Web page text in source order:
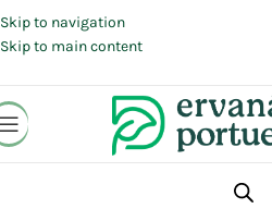
Skip to navigation
Skip to main content
Alimentação